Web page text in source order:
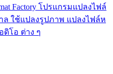
Factory โปรแกรมแปลงไฟล์
ล ใช้แปลงรูปภาพ แปลงไฟล์ห
ดิโอ ต่าง ๆ